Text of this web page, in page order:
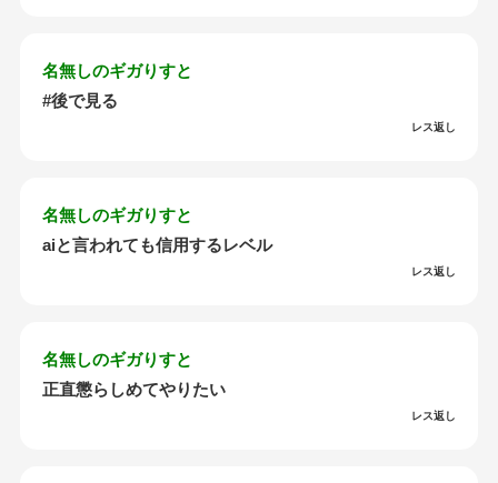
名無しのギガりすと
#後で見る
レス返し
名無しのギガりすと
aiと言われても信用するレベル
レス返し
名無しのギガりすと
正直懲らしめてやりたい
レス返し